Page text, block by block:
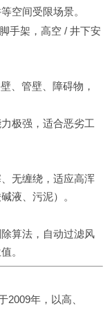
空间受限场景。
手架，高空 / 井下安
、管壁、障碍物，
极强，适合恶劣工
无缠绕，适应高浑
液、污泥）。
算法，自动过滤风
。
2009年，以高、